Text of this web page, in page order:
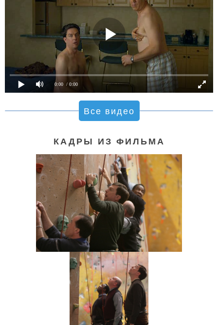
0:00 / 0:00
Все видео
КАДРЫ ИЗ ФИЛЬМА